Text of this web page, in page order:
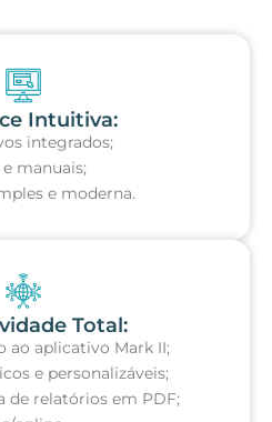
Intuitiva:
integrados;
manuais;
e moderna.
Total:
ao aplicativo Mark II;
e personalizáveis;
de relatórios em PDF;